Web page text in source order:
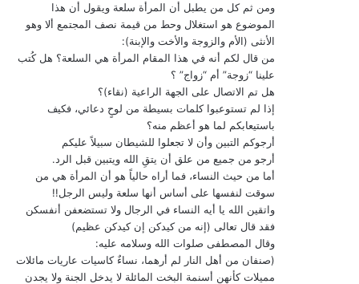
ومن ثم كل من يطبل أن المرأة سلعة ويقول أن هذا
الموضوع هو استغلال وحط من قيمة نصف المجتمع ألا وهو
الأنثى (الأم والزوجة والأخت والإبنة):
من قال لكم أنه في هذا المقام المرأة هي السلعة؟ هل كُتب
علينا “زوجة” أم “زواج” ؟
هل تم الاتصال على الجهة الراعية (نقاء)؟
إذا لم تستوعبوا كلمات بسيطة من لوحٍ دعائي، فكيف
باستيعابكم لما هو أعظم منه؟
أرجوكم التبين وأن لا تجعلوا للشيطان سبيلاً عليكم
أرجو من جميع من علق أن يتقِ الله ويتبين قبل الرد.
أما من حيث النساء، فما أراه حالياً هو أن المرأة هي من
سوقت لنفسها على أساس أنها سلعة وليس الرجل!!
واتقين الله يا أيه النساء في الرجال ولا تستضعفن أنفسكن
فقد قال تعالى (إنه من كيدكن إن كيدكن عظيم)
وقال المصطفى صلوات الله وسلامه عليه:
(صنفان من أهل النار لم أرهما، نساءٌ كاسيات عاريات مائلات
مميلات كأنهن أسنمة البخت المائلة لا يدخل الجنة ولا يجدن